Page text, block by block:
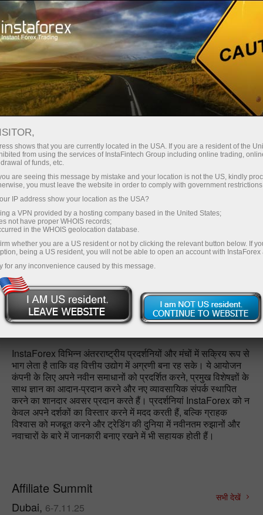
InstaForex के बारे में InstaForex लाइव
InstaForex लाइव
ट्रेडिंग खाता खोलें
डेमो खाता खोलें
InstaForex विभिन्न अंतरराष्ट्रीय प्रदर्शनियों और मंचों में सक्रिय रूप से
भाग लेता है ताकि वह वित्तीय उद्योग में अग्रणी बना रह सके। ये आयोजन
कंपनी के लिए अपने नवीन समाधानों को प्रदर्शित करने, प्रमुख विशेषज्ञों के
साथ ज्ञान का आदान-प्रदान करने और नए व्यावसायिक संपर्क स्थापित
करने का शानदार अवसर प्रदान करते हैं। प्रदर्शनियां InstaForex को न
केवल अपने दर्शकों का विस्तार करने में मदद करती हैं, बल्कि ग्राहक
विश्वास को मजबूत करने और ट्रेडिंग की दुनिया में नवीनतम रुझानों और
नवाचारों के बारे में जानकारी बनाए रखने में भी सहायक होती हैं।
Affiliate Summit
Dubai, 6-7.11.25
सभी देखें
shows that you are currently located in the USA. If you are a resident of the
from using the services of InstaFintech Group including online trading,
of funds, etc.
are seeing this message by mistake and your location is not the US, kindly
you must leave the website in order to comply with government
IP address show your location as the USA?
a VPN provided by a hosting company based in the United States;
not have proper WHOIS records;
in the WHOIS geolocation database.
whether you are a US resident or not by clicking the relevant button below. If
being a US resident, you will not be able to open an account with InstaForex
for any inconvenience caused by this message.